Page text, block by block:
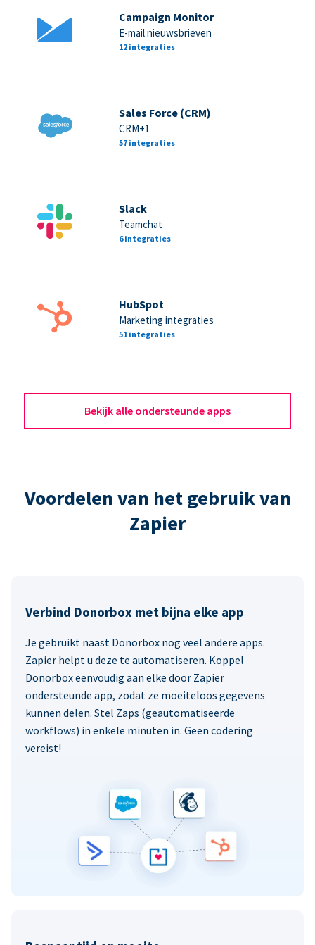
Campaign Monitor
E-mail nieuwsbrieven
12 integraties
Sales Force (CRM)
CRM+1
57 integraties
Slack
Teamchat
6 integraties
HubSpot
Marketing integraties
51 integraties
Bekijk alle ondersteunde apps
Voordelen van het gebruik van
Zapier
Verbind Donorbox met bijna elke app
Je gebruikt naast Donorbox nog veel andere apps.
Zapier helpt u deze te automatiseren. Koppel
Donorbox eenvoudig aan elke door Zapier
ondersteunde app, zodat ze moeiteloos gegevens
kunnen delen. Stel Zaps (geautomatiseerde
workflows) in enkele minuten in. Geen codering
vereist!